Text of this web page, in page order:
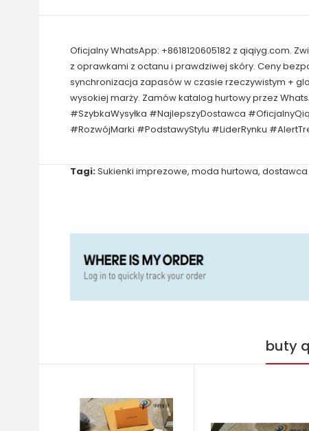
Oficjalny WhatsApp: +8618120605182 z qiqiyg.com.
z oprawkami z octanu i prawdziwej skóry. Ceny
synchronizacja zapasów w czasie rzeczywistym +
wysokiej marży. Zamów katalog hurtowy przez
#SzybkaWysyłka #NajlepszyDostawca
#RozwójMarki #PodstawyStylu #LiderRynku
Tagi:Sukienki imprezowe, moda hurtowa, dostawca
buty